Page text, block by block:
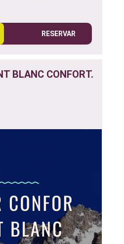
RESERVAR
BLANC CONFORT.